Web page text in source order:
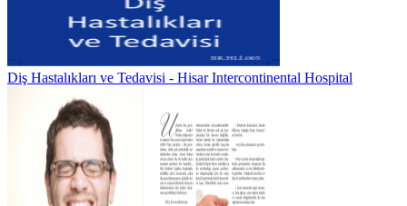
Diş Hastalıkları ve Tedavisi - Hisar Intercontinental Hospital